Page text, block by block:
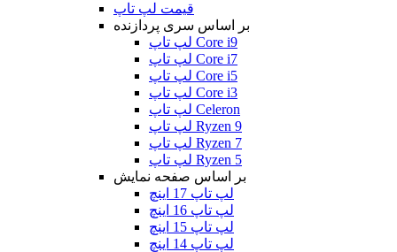
قیمت لپ تاپ
بر اساس سری پردازنده
لپ تاپ Core i9
لپ تاپ Core i7
لپ تاپ Core i5
لپ تاپ Core i3
لپ تاپ Celeron
لپ تاپ Ryzen 9
لپ تاپ Ryzen 7
لپ تاپ Ryzen 5
بر اساس صفحه نمایش
لپ تاپ 17 اینچ
لپ تاپ 16 اینچ
لپ تاپ 15 اینچ
لپ تاپ 14 اینچ